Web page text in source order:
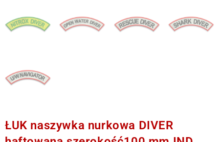
ŁUK naszywka nurkowa DIVER